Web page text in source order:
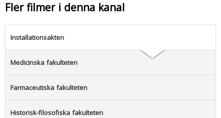
Fler filmer i denna kanal
Installationsakten
Medicinska fakulteten
Farmaceutiska fakulteten
Historisk-filosofiska fakulteten